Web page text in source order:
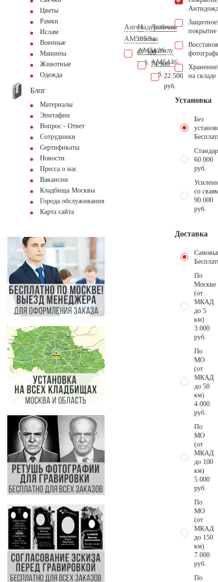
Цветы
Рамки
Ислам
Военные
Машины
Животные
Одежда
Блог
Материалы
Эпитафии
Вопрос - Ответ
Сотрудники
Сертификаты
Новости
Пресса о нас
Вакансии
Кладбища Москвы
Города обслуживания
Карта сайта
Ангел
AM5953
67.300
руб.
Надгробная
плита
AM5126
74.900
руб.
Лавочка
на
могилу
AM5446
22.500
руб.
Защитное
покрытие
Хранение
на складе
Установка
Без
60.000
руб.
со
90.000
руб.
Доставка
По
Москве
(от
МКАД
до 5
км)
3.000
руб.
По
МО
(от
МКАД
до 50
км)
4.000
руб.
По
МО
(от
МКАД
до 100
км)
5.000
руб.
По
МО
(от
МКАД
до 150
км)
7.000
руб.
По